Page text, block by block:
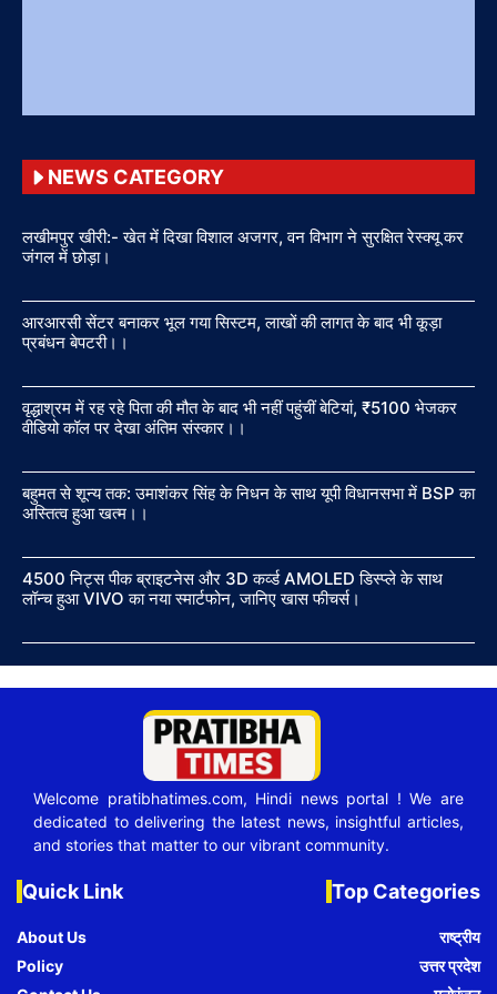
NEWS CATEGORY
लखीमपुर खीरी:- खेत में दिखा विशाल अजगर, वन विभाग ने सुरक्षित रेस्क्यू कर
जंगल में छोड़ा।
आरआरसी सेंटर बनाकर भूल गया सिस्टम, लाखों की लागत के बाद भी कूड़ा
प्रबंधन बेपटरी।।
वृद्धाश्रम में रह रहे पिता की मौत के बाद भी नहीं पहुंचीं बेटियां, ₹5100 भेजकर
वीडियो कॉल पर देखा अंतिम संस्कार।।
बहुमत से शून्य तक: उमाशंकर सिंह के निधन के साथ यूपी विधानसभा में BSP का
अस्तित्व हुआ खत्म।।
4500 निट्स पीक ब्राइटनेस और 3D कर्व्ड AMOLED डिस्प्ले के साथ
लॉन्च हुआ VIVO का नया स्मार्टफोन, जानिए खास फीचर्स।
Welcome pratibhatimes.com, Hindi news portal ! We are
dedicated to delivering the latest news, insightful articles,
and stories that matter to our vibrant community.
Quick Link
About Us
Policy
Top Categories
राष्ट्रीय
उत्तर प्रदेश